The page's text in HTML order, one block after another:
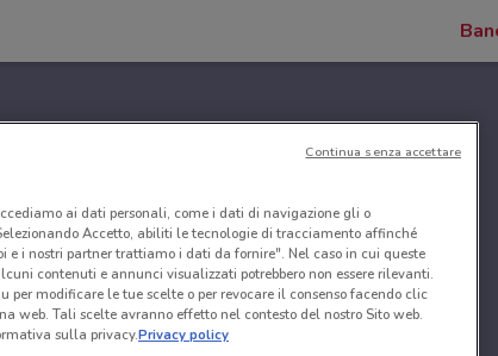
ai dati personali, come i dati di navigazione gli o
Accetto, abiliti le tecnologie di tracciamento affinché
e i nostri partner trattiamo i dati da fornire". Nel caso in cui queste
contenuti e annunci visualizzati potrebbero non essere rilevanti.
per modificare le tue scelte o per revocare il consenso facendo clic
web. Tali scelte avranno effetto nel contesto del nostro Sito web.
sulla privacy.Privacy policy
Continua senza accettare